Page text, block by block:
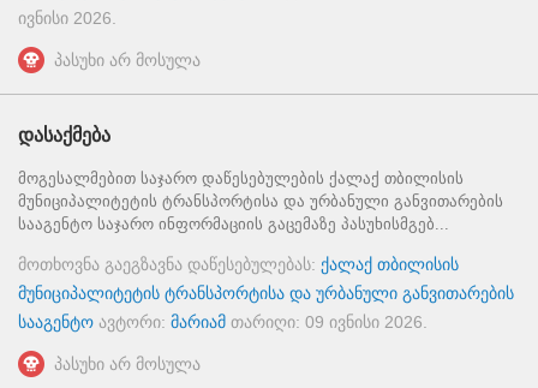
ივნისი 2026
პასუხი არ მოსულა
დასაქმება
მოგესალმებით საჯარო დაწესებულების ქალაქ თბილისის
მუნიციპალიტეტის ტრანსპორტისა და ურბანული განვითარების
სააგენტო საჯარო ინფორმაციის გაცემაზე პასუხისმგებ...
მოთხოვნა გაეგზავნა დაწესებულებას: ქალაქ თბილისის
მუნიციპალიტეტის ტრანსპორტისა და ურბანული განვითარების
სააგენტო ავტორი: მარიამ თარიღი: 09 ივნისი 2026
პასუხი არ მოსულა